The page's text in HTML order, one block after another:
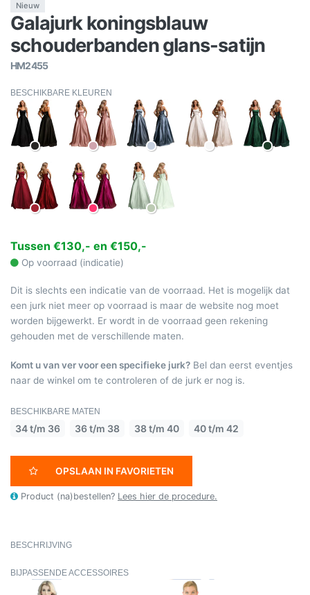
Nieuw
Galajurk koningsblauw
schouderbanden glans-satijn
HM2455
BESCHIKBARE KLEUREN
Tussen €130,- en €150,-
Op voorraad (indicatie)
Dit is slechts een indicatie van de voorraad. Het is mogelijk dat
een jurk niet meer op voorraad is maar de website nog moet
worden bijgewerkt. Er wordt in de voorraad geen rekening
gehouden met de verschillende maten.
Komt u van ver voor een specifieke jurk? Bel dan eerst eventjes
naar de winkel om te controleren of de jurk er nog is.
BESCHIKBARE MATEN
34 t/m 36 36 t/m 38 38 t/m 40 40 t/m 42
OPSLAAN IN FAVORIETEN
Product (na)bestellen? Lees hier de procedure.
BESCHRIJVING
BIJPASSENDE ACCESSOIRES